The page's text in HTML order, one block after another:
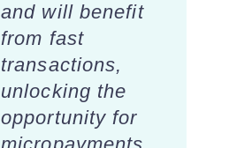
and will benefit
from fast
transactions,
unlocking the
opportunity for